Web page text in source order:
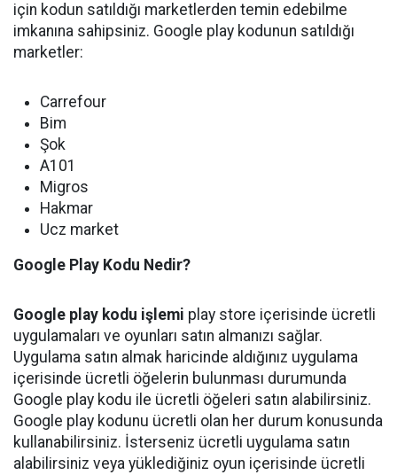
için kodun satıldığı marketlerden temin edebilme
imkanına sahipsiniz. Google play kodunun satıldığı
marketler:
Carrefour
Bim
Şok
A101
Migros
Hakmar
Ucz market
Google Play Kodu Nedir?
Google play kodu işlemi play store içerisinde ücretli
uygulamaları ve oyunları satın almanızı sağlar.
Uygulama satın almak haricinde aldığınız uygulama
içerisinde ücretli öğelerin bulunması durumunda
Google play kodu ile ücretli öğeleri satın alabilirsiniz.
Google play kodunu ücretli olan her durum konusunda
kullanabilirsiniz. İsterseniz ücretli uygulama satın
alabilirsiniz veya yüklediğiniz oyun içerisinde ücretli